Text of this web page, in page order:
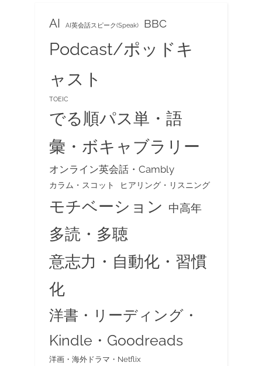
AI AI英会話スピーク(Speak) BBC
Podcast/ポッドキ
ャスト
TOEIC
でる順パス単・語
彙・ボキャブラリー
オンライン英会話・Cambly
カラム・スコット ヒアリング・リスニング
モチベーション 中高年
多読・多聴
意志力・自動化・習慣
化
洋書・リーディング・
Kindle・Goodreads
洋画・海外ドラマ・Netflix